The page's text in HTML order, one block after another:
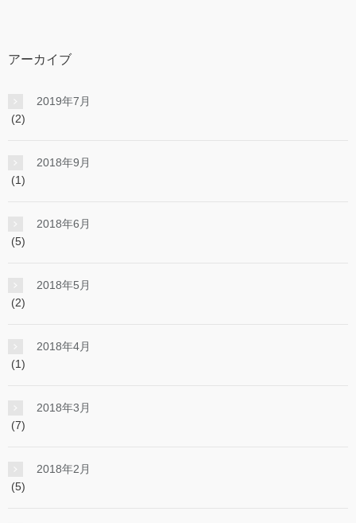
アーカイブ
2019年7月
(2)
2018年9月
(1)
2018年6月
(5)
2018年5月
(2)
2018年4月
(1)
2018年3月
(7)
2018年2月
(5)